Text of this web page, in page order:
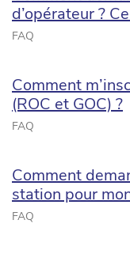
d’opérateur ?
FAQ
Comment
(ROC et GOC) ?
FAQ
Comment
station pour
FAQ